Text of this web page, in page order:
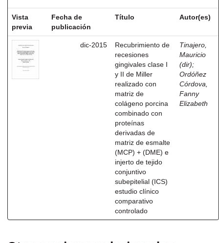
Vista
previa
Fecha de
publicación
Título Autor(es)
dic-2015
Recubrimiento de
recesiones
gingivales clase I
y II de Miller
realizado con
matriz de
colágeno porcina
combinado con
proteínas
derivadas de
matriz de esmalte
(MCP) + (DME) e
injerto de tejido
conjuntivo
subepitelial (ICS)
estudio clínico
comparativo
controlado
Tinajero,
Mauricio
(dir);
Ordóñez
Córdova,
Fanny
Elizabeth